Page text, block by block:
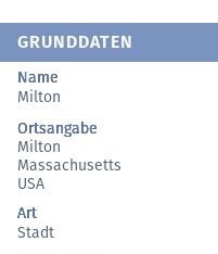
GRUNDDATEN
Name
Milton
Ortsangabe
Milton
Massachusetts
USA
Art
Stadt